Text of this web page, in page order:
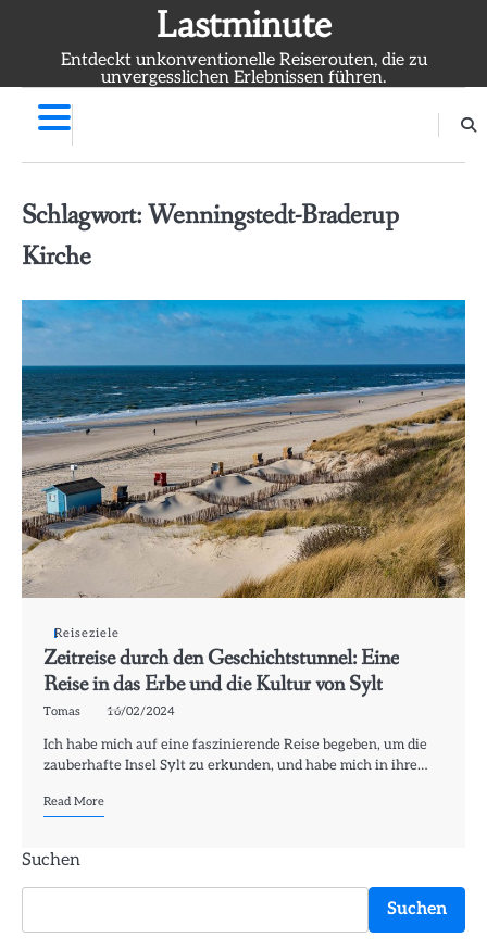
Lastminute
Entdeckt unkonventionelle Reiserouten, die zu
unvergesslichen Erlebnissen führen.
Schlagwort:Wenningstedt-Braderup
Kirche
Reiseziele
Zeitreise durch den Geschichtstunnel: Eine
Reise in das Erbe und die Kultur von Sylt
Tomas 16/02/2024
Ich habe mich auf eine faszinierende Reise begeben, um die
zauberhafte Insel Sylt zu erkunden, und habe mich in ihre…
Read More
Suchen
Suchen